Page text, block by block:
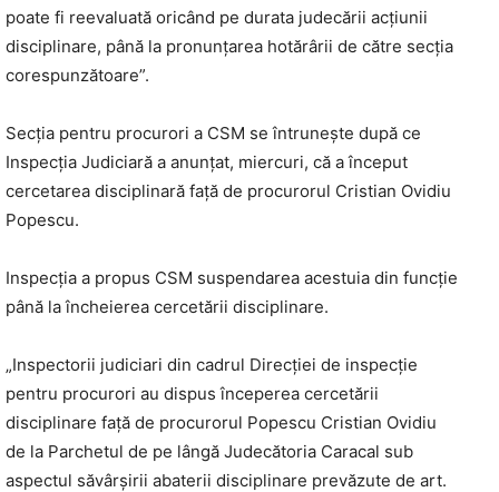
poate fi reevaluată oricând pe durata judecării acţiunii
disciplinare, până la pronunţarea hotărârii de către secţia
corespunzătoare”.
Secţia pentru procurori a CSM se întruneşte după ce
Inspecţia Judiciară a anunţat, miercuri, că a început
cercetarea disciplinară faţă de procurorul Cristian Ovidiu
Popescu.
Inspecţia a propus CSM suspendarea acestuia din funcţie
până la încheierea cercetării disciplinare.
„Inspectorii judiciari din cadrul Direcţiei de inspecţie
pentru procurori au dispus începerea cercetării
disciplinare faţă de procurorul Popescu Cristian Ovidiu
de la Parchetul de pe lângă Judecătoria Caracal sub
aspectul săvârşirii abaterii disciplinare prevăzute de art.